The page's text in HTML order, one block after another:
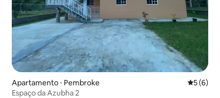
Apartamento ⋅ Pembroke 5 de
5 (6)
Espaço da Azubha 2